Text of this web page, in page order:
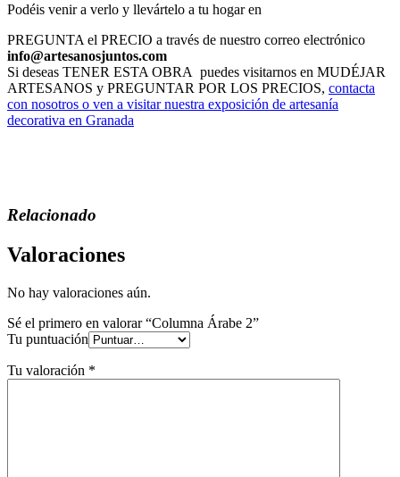
Podéis venir a verlo y llevártelo a tu hogar en
PREGUNTA el PRECIO a través de nuestro correo electrónico
info@artesanosjuntos.com
Si deseas TENER ESTA OBRA puedes visitarnos en MUDÉJAR
ARTESANOS y PREGUNTAR POR LOS PRECIOS, contacta
con nosotros o ven a visitar nuestra exposición de artesanía
decorativa en Granada
Relacionado
Valoraciones
No hay valoraciones aún.
Sé el primero en valorar “Columna Árabe 2”
Tu puntuación
Tu valoración *